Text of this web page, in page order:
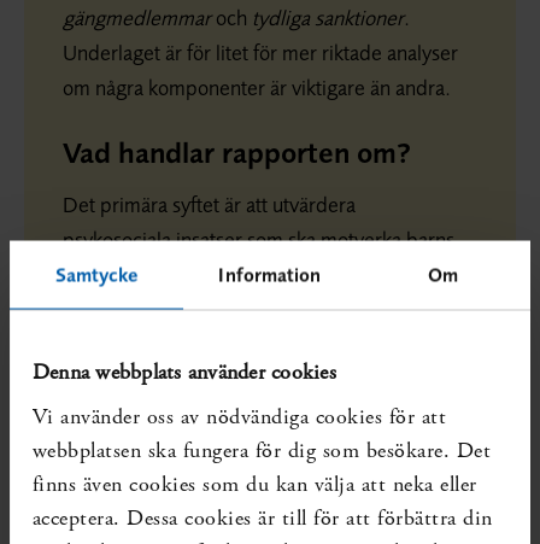
Samtycke Information Om
Denna webbplats använder cookies
Vi använder oss av nödvändiga cookies för att
webbplatsen ska fungera för dig som besökare. Det
finns även cookies som du kan välja att neka eller
acceptera. Dessa cookies är till för att förbättra din
gängmedlemmaroch tydliga sanktioner.
Underlaget är för litet för mer riktade analyser
om några komponenter är viktigare än andra.
Vad handlar rapporten om?
Det primära syftet är att utvärdera
psykosociala insatser som ska motverka barns
och ungas medlemskap i gäng, attityder till
gäng och gängrelaterad kriminalitet.
relevanta aktörer (t.ex. kriminalvård, skola,
polis, civilsamhälle). Rapporten belyser också
etiska aspekter som kan vara aktuella när
insatserna används.